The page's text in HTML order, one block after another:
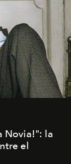
Novia!": la
el